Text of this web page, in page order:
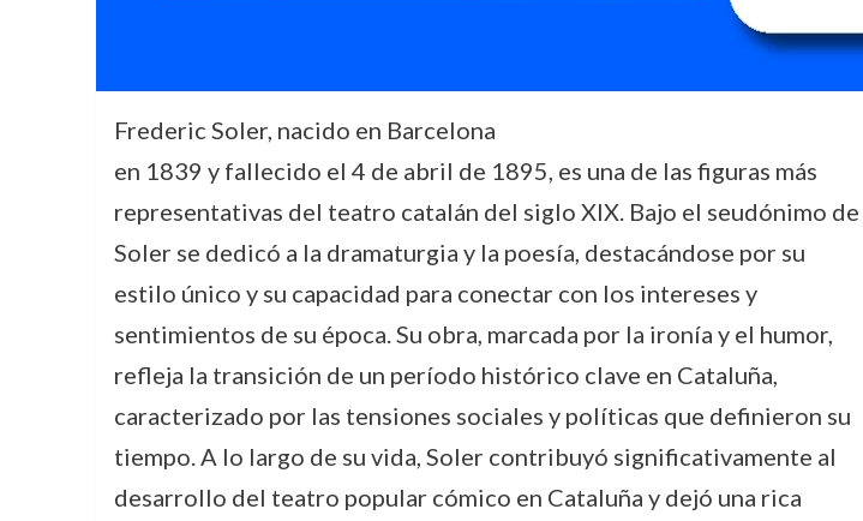
Frederic Soler, nacido en Barcelona
en 1839 y fallecido el 4 de abril de 1895, es una de las figuras más
representativas del teatro catalán del siglo XIX. Bajo el seudónimo de
Soler se dedicó a la dramaturgia y la poesía, destacándose por su
estilo único y su capacidad para conectar con los intereses y
sentimientos de su época. Su obra, marcada por la ironía y el humor,
refleja la transición de un período histórico clave en Cataluña,
caracterizado por las tensiones sociales y políticas que definieron su
tiempo. A lo largo de su vida, Soler contribuyó significativamente al
desarrollo del teatro popular cómico en Cataluña y dejó una rica